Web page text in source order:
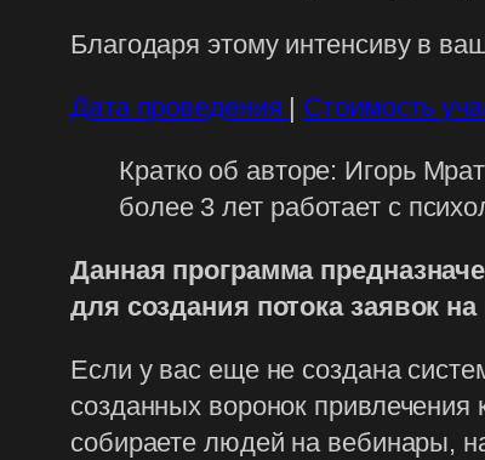
Благодаря этому интенсиву в
Дата проведения | Стоимость
Кратко об авторе: Игорь
более 3 лет работает с
Данная программа
для создания потока заявок
Если у вас еще не создана
созданных воронок привлечения
собираете людей на вебинары,